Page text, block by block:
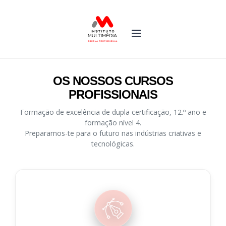
OS NOSSOS CURSOS
PROFISSIONAIS
Formação de excelência de dupla certificação, 12.º ano e
formação nível 4.
Preparamos-te para o futuro nas indústrias criativas e
tecnológicas.